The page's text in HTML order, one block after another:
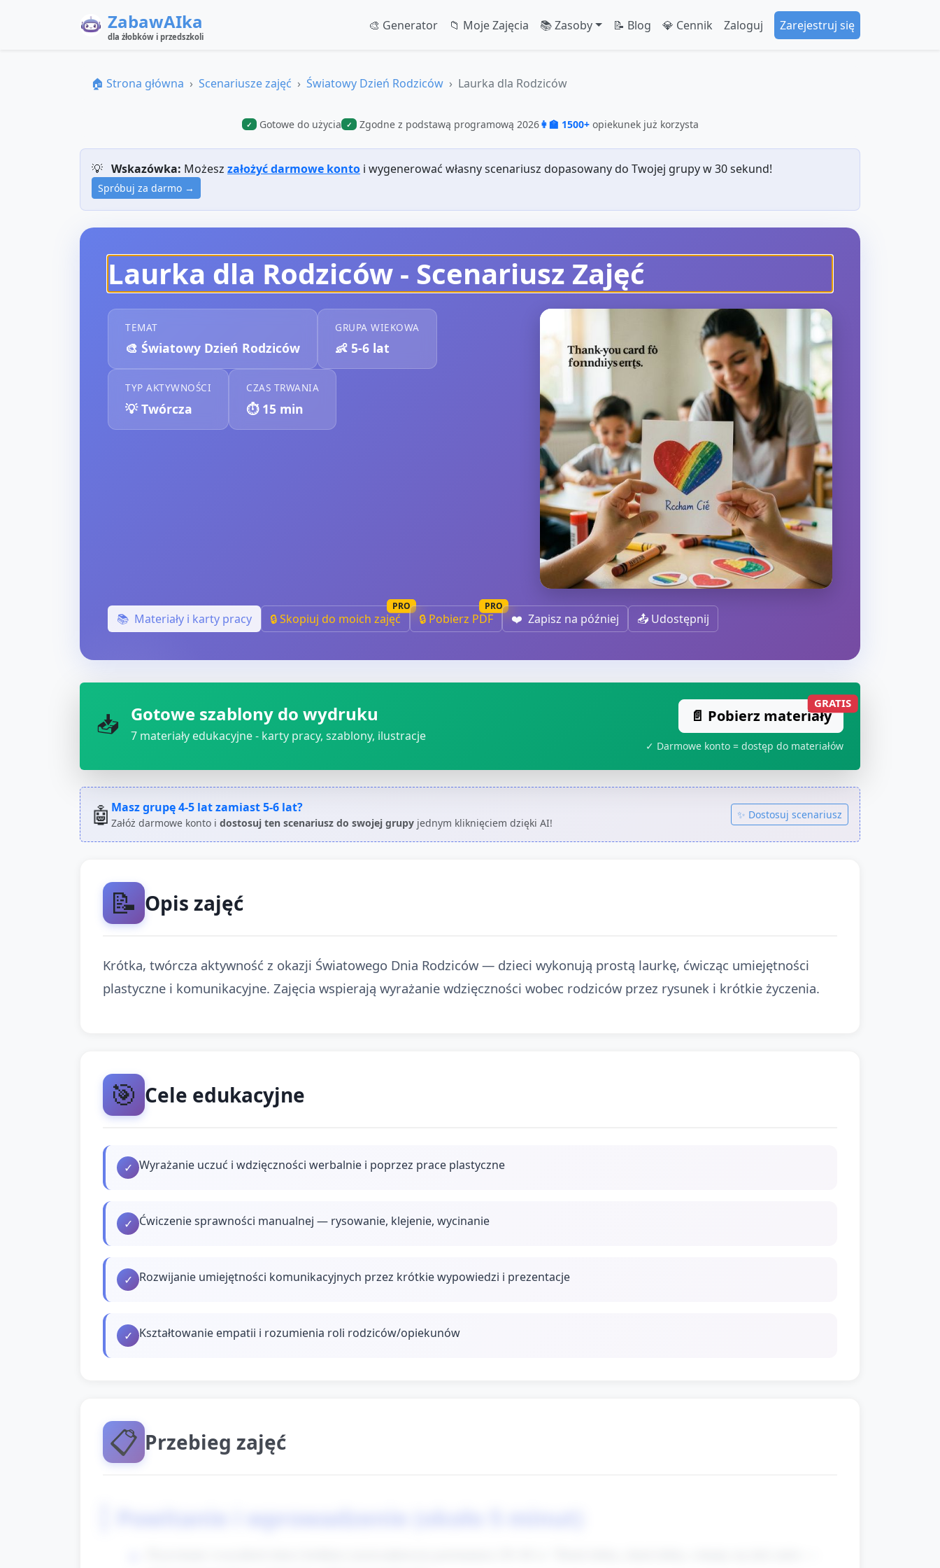
ZabawAIka
dla żłobków i przedszkoli
🎨 Generator 📁 Moje Zajęcia 📚 Zasoby 📝 Blog 💎 Cennik Zaloguj Zarejestruj się
🏠 Strona główna Scenariusze zajęć Światowy Dzień Rodziców Laurka dla Rodziców
✓ Gotowe do użycia ✓ Zgodne z podstawą programową 2026👩‍🏫 1500+ opiekunek już korzysta
💡 Wskazówka: Możesz założyć darmowe konto i wygenerować własny scenariusz dopasowany do Twojej grupy w 30 sekund!
Spróbuj za darmo →
Laurka dla Rodziców - Scenariusz Zajęć
TEMAT
🎨 Światowy Dzień Rodziców
GRUPA WIEKOWA
👶 5-6 lat
TYP AKTYWNOŚCI
💡 Twórcza
CZAS TRWANIA
⏱️ 15 min
📚 Materiały i karty pracy 🔒 Skopiuj do moich zajęć
PRO
🔒 Pobierz PDF
PRO
❤️ Zapisz na później 📤 Udostępnij
📥 Gotowe szablony do wydruku
7 materiały edukacyjne - karty pracy, szablony, ilustracje
📄 Pobierz materiały
GRATIS
✓ Darmowe konto = dostęp do materiałów
🤖Masz grupę4-5 latzamiast5-6 lat?
Załóż darmowe konto i dostosuj ten scenariusz do swojej grupy jednym kliknięciem dzięki AI!
✨ Dostosuj scenariusz
📝 Opis zajęć
Krótka, twórcza aktywność z okazji Światowego Dnia Rodziców — dzieci wykonują prostą laurkę, ćwicząc umiejętności
plastyczne i komunikacyjne. Zajęcia wspierają wyrażanie wdzięczności wobec rodziców przez rysunek i krótkie życzenia.
🎯 Cele edukacyjne
✓ Wyrażanie uczuć i wdzięczności werbalnie i poprzez prace plastyczne
✓ Ćwiczenie sprawności manualnej — rysowanie, klejenie, wycinanie
✓ Rozwijanie umiejętności komunikacyjnych przez krótkie wypowiedzi i prezentacje
✓ Kształtowanie empatii i rozumienia roli rodziców/opiekunów
📋 Przebieg zajęć
Powitanie i wprowadzenie (około 5 minut)